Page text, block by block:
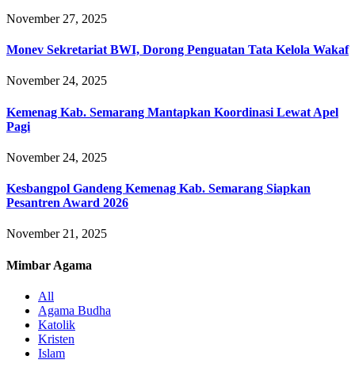
November 27, 2025
Monev Sekretariat BWI, Dorong Penguatan Tata Kelola Wakaf
November 24, 2025
Kemenag Kab. Semarang Mantapkan Koordinasi Lewat Apel
Pagi
November 24, 2025
Kesbangpol Gandeng Kemenag Kab. Semarang Siapkan
Pesantren Award 2026
November 21, 2025
Mimbar Agama
All
Agama Budha
Katolik
Kristen
Islam